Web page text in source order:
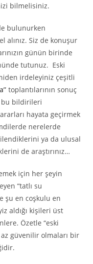
bilmelisiniz.
bulunurken
alınız. Siz de konuşur
günün birinde
tutunuz. Eski
irdeleyiniz çeşitli
toplantılarının sonuç
bu bildirileri
hayata geçirmek
nerelerde
ya da ulusal
de araştırınız…
için her şeyin
“tatlı su
şu en coşkulu en
aldığı kişileri üst
Özetle “eski
güvenilir olmaları bir